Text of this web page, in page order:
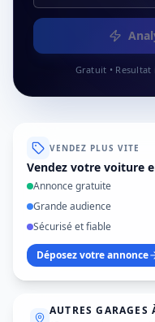
Gratuit • Resultat
VENDEZ PLUS VITE
Vendez votre voiture
Annonce gratuite
Grande audience
Sécurisé et fiable
Déposez votre annonce
AUTRES